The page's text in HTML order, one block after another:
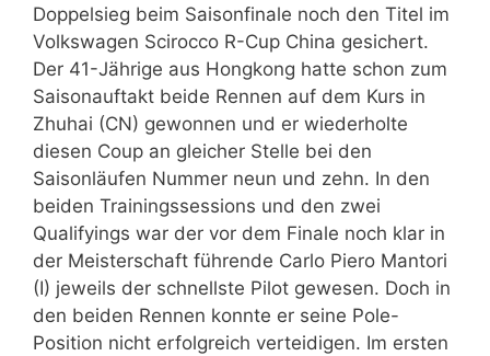
Doppelsieg beim Saisonfinale noch den Titel im
Volkswagen Scirocco R-Cup China gesichert.
Der 41-Jährige aus Hongkong hatte schon zum
Saisonauftakt beide Rennen auf dem Kurs in
Zhuhai (CN) gewonnen und er wiederholte
diesen Coup an gleicher Stelle bei den
Saisonläufen Nummer neun und zehn. In den
beiden Trainingssessions und den zwei
Qualifyings war der vor dem Finale noch klar in
der Meisterschaft führende Carlo Piero Mantori
(I) jeweils der schnellste Pilot gewesen. Doch in
den beiden Rennen konnte er seine Pole-
Position nicht erfolgreich verteidigen. Im ersten